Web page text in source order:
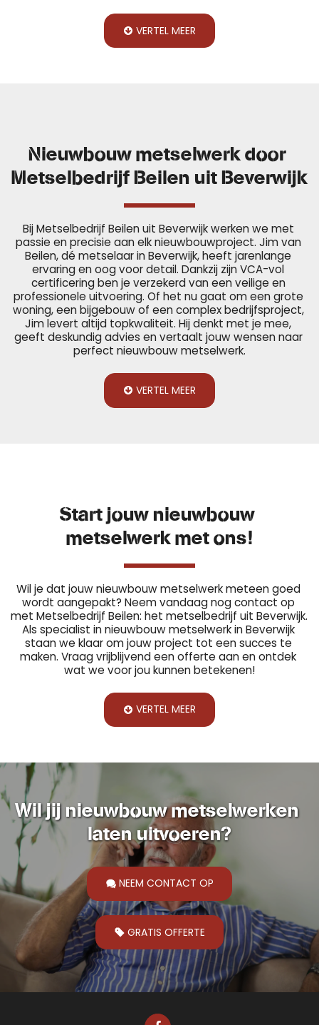
VERTEL MEER
Nieuwbouw metselwerk door
Metselbedrijf Beilen uit Beverwijk
Bij Metselbedrijf Beilen uit Beverwijk werken we met
passie en precisie aan elk nieuwbouwproject. Jim van
Beilen, dé metselaar in Beverwijk, heeft jarenlange
ervaring en oog voor detail. Dankzij zijn VCA-vol
certificering ben je verzekerd van een veilige en
professionele uitvoering. Of het nu gaat om een grote
woning, een bijgebouw of een complex bedrijfsproject,
Jim levert altijd topkwaliteit. Hij denkt met je mee,
geeft deskundig advies en vertaalt jouw wensen naar
perfect nieuwbouw metselwerk.
VERTEL MEER
Start jouw nieuwbouw
metselwerk met ons!
Wil je dat jouw nieuwbouw metselwerk meteen goed
wordt aangepakt? Neem vandaag nog contact op
met Metselbedrijf Beilen: het metselbedrijf uit Beverwijk.
Als specialist in nieuwbouw metselwerk in Beverwijk
staan we klaar om jouw project tot een succes te
maken. Vraag vrijblijvend een offerte aan en ontdek
wat we voor jou kunnen betekenen!
VERTEL MEER
Wil jij nieuwbouw metselwerken
laten uitvoeren?
NEEM CONTACT OP
GRATIS OFFERTE